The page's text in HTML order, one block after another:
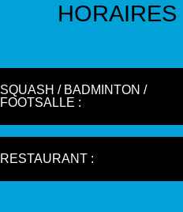
HORAIRES
SQUASH / BADMINTON /
FOOTSALLE :
RESTAURANT :